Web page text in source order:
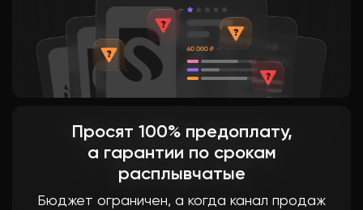
Просят 100% предоплату,
а гарантии по срокам
расплывчатые
Бюджет ограничен, а когда канал продаж